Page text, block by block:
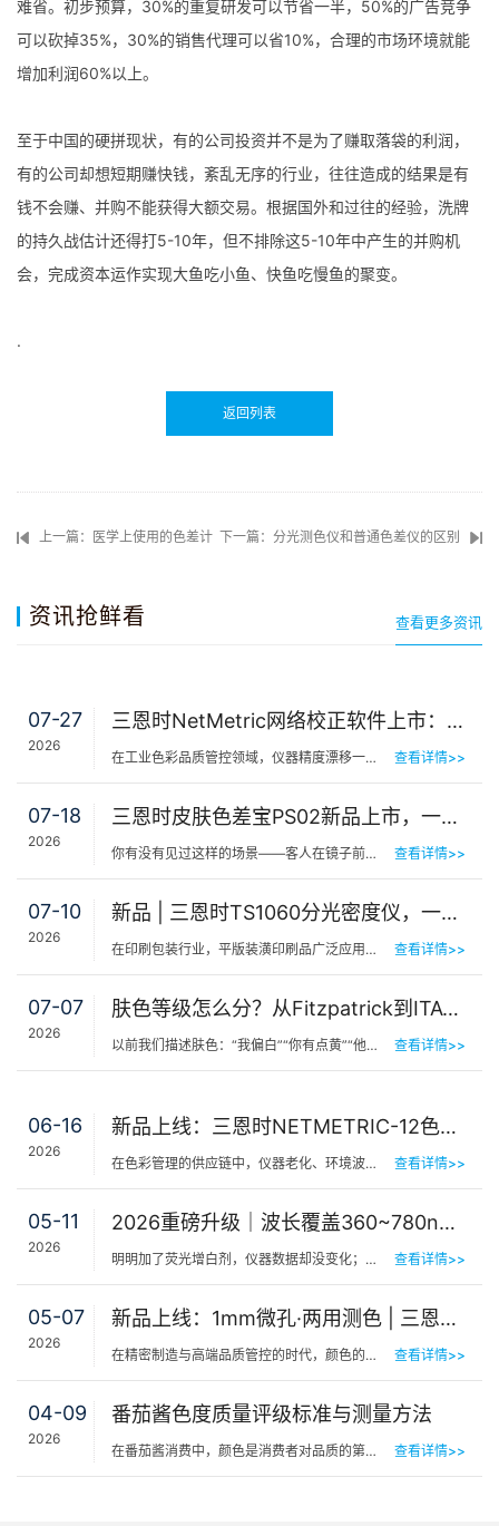
难省。初步预算，30%的重复研发可以节省一半，50%的广告竞争
可以砍掉35%，30%的销售代理可以省10%，合理的市场环境就能
增加利润60%以上。
至于中国的硬拼现状，有的公司投资并不是为了赚取落袋的利润，
有的公司却想短期赚快钱，紊乱无序的行业，往往造成的结果是有
钱不会赚、并购不能获得大额交易。根据国外和过往的经验，洗牌
的持久战估计还得打5-10年，但不排除这5-10年中产生的并购机
会，完成资本运作实现大鱼吃小鱼、快鱼吃慢鱼的聚变。
.
返回列表
上一篇：医学上使用的色差计 下一篇：分光测色仪和普通色差仪的区别
资讯抢鲜看 查看更多资讯
07-27
2026
三恩时NetMetric网络校正软件上市：告别返厂，15分钟让测色仪“恢复出厂精度”
在工业色彩品质管控领域，仪器精度漂移一直是制造企业挥之不去的隐痛。同一批货，A车间测合格、B车间测不合… 查看详情>>
07-18
2026
三恩时皮肤色差宝PS02新品上市，一键测出你的精准肤色等级
你有没有见过这样的场景——客人在镜子前端详半天，问：“我是不是白了一点？”美容师… 查看详情>>
07-10
2026
新品 | 三恩时TS1060分光密度仪，一机覆盖平版装潢印刷品色密度与色差检测
在印刷包装行业，平版装潢印刷品广泛应用于包装工艺品、日化标签、节日用品等场景，客户对同一批次产品的色… 查看详情>>
07-07
2026
肤色等级怎么分？从Fitzpatrick到ITA°，三恩时皮肤测色仪让肤色“数字化”
以前我们描述肤色：“我偏白”“你有点黄”“他挺黑”……现在… 查看详情>>
06-16
2026
新品上线：三恩时NETMETRIC-12色砖与网络校正软件，解决台间差难题
在色彩管理的供应链中，仪器老化、环境波动、台间差…… 一个环节的微小偏差，都可能导致最终… 查看详情>>
05-11
2026
2026重磅升级｜波长覆盖360~780nm，三恩时便携式分光测色仪全光谱了！
明明加了荧光增白剂，仪器数据却没变化；两个零件在室内颜色一样，一到阳光下就“原形毕露”&hel… 查看详情>>
05-07
2026
新品上线：1mm微孔·两用测色 | 三恩时PS401/PS301分光测色仪！
在精密制造与高端品质管控的时代，颜色的微小偏差往往决定着产品的最终命运。对于极小物件、曲面弧面、精密… 查看详情>>
04-09
2026
番茄酱色度质量评级标准与测量方法
在番茄酱消费中，颜色是消费者对品质的第一感知，其一致性与达标性直接影响品牌信任度和产品竞争力。很多人… 查看详情>>